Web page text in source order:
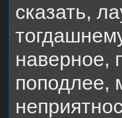
сказать,
наверное,
поподлее,